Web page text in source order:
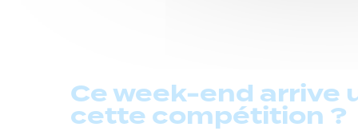
Ce week-end arrive
cette compétition ?